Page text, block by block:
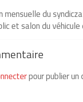
mensuelle du
et salon du
pour publier un